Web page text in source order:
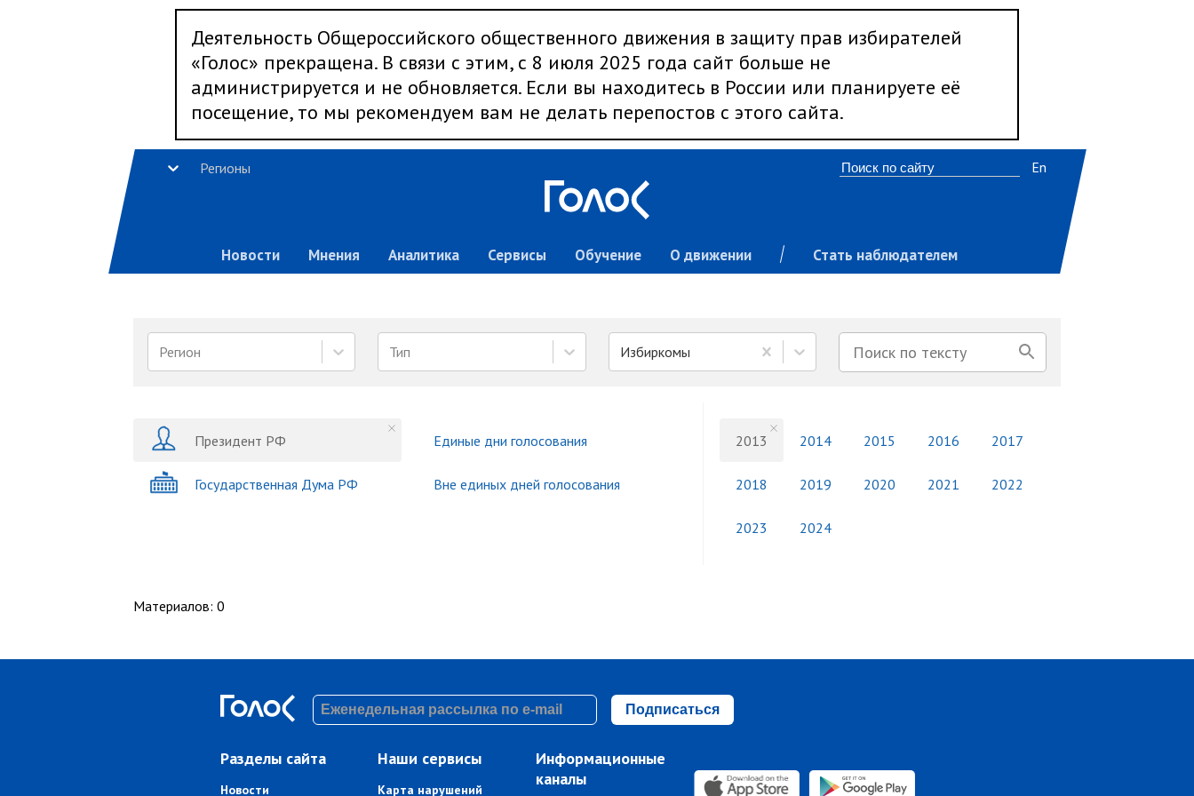
Деятельность Общероссийского общественного движения в защиту прав избирателей
«Голос» прекращена. В связи с этим, с 8 июля 2025 года сайт больше не
администрируется и не обновляется. Если вы находитесь в России или планируете её
посещение, то мы рекомендуем вам не делать перепостов с этого сайта.
Регионы
Новости Мнения Аналитика Сервисы Обучение О движении Стать наблюдателем
En
Регион Тип Избиркомы
Президент РФ
Государственная Дума РФ
Единые дни голосования
Вне единых дней голосования
2013 2014 2015 2016 2017
2018 2019 2020 2021 2022
2023 2024
Материалов: 0
Подписаться
Разделы сайта
Новости
Наши сервисы
Карта нарушений
Информационные
каналы